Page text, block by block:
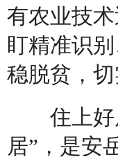
有农业技
盯精准识
稳脱贫，切
住上好房
居”，是安